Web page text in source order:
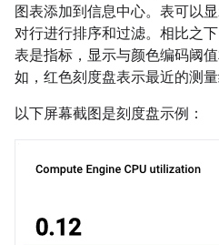
图表添加到信息中心。表可以
对行进行排序和过滤。相比之
表是指标，显示与颜色编码阈
如，红色刻度盘表示最近的测
以下屏幕截图是刻度盘示例：